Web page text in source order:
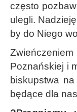
często
ulegli.
by do Niego
Poznańskiej i
biskupstwa
będące dla